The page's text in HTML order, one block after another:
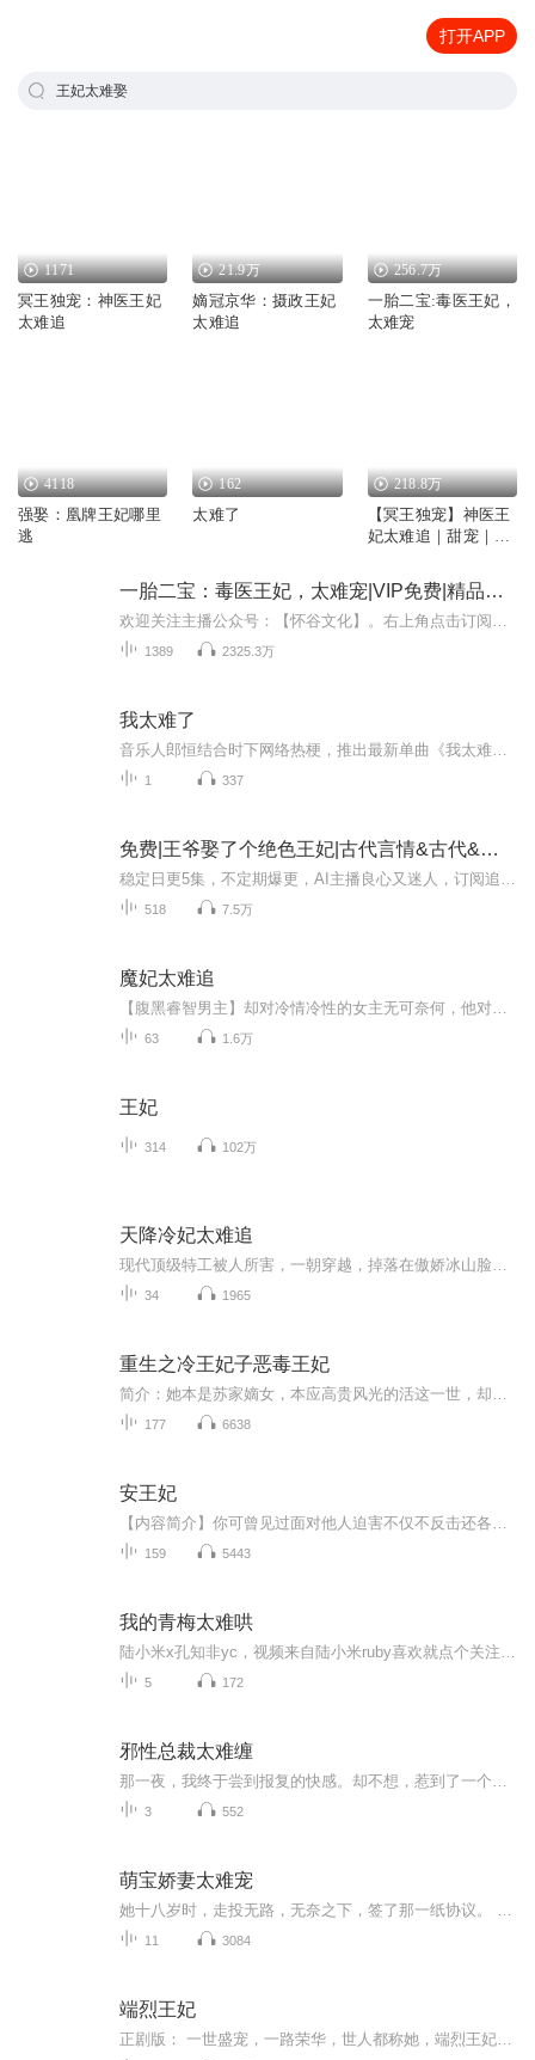
打开APP
王妃太难娶
1171
冥王独宠：神医王妃
太难追
21.9万
嫡冠京华：摄政王妃
太难追
256.7万
一胎二宝:毒医王妃，
太难宠
4118
强娶：凰牌王妃哪里
逃
162
太难了
218.8万
【冥王独宠】神医王
妃太难追｜甜宠｜女
一胎二宝：毒医王妃，太难宠|VIP免费|精品多人
1389 2325.3万
我太难了
1 337
免费|王爷娶了个绝色王妃|古代言情&古代&王妃
518 7.5万
魔妃太难追
63 1.6万
王妃
314 102万
天降冷妃太难追
34 1965
重生之冷王妃子恶毒王妃
177 6638
安王妃
159 5443
我的青梅太难哄
5 172
邪性总裁太难缠
3 552
萌宝娇妻太难宠
11 3084
端烈王妃